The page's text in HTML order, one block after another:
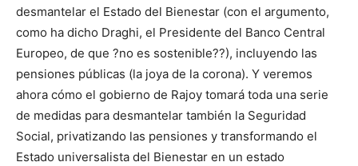
desmantelar el Estado del Bienestar (con el argumento,
como ha dicho Draghi, el Presidente del Banco Central
Europeo, de que ?no es sostenible??), incluyendo las
pensiones públicas (la joya de la corona). Y veremos
ahora cómo el gobierno de Rajoy tomará toda una serie
de medidas para desmantelar también la Seguridad
Social, privatizando las pensiones y transformando el
Estado universalista del Bienestar en un estado